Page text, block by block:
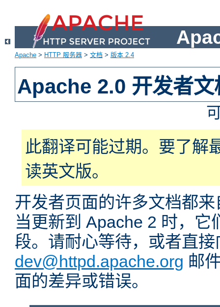
Apache > HTTP 服务器 > 文档 > 版本 2.4
Apache 2.0 开发者文
此翻译可能过期。要了解
读英文版。
开发者页面的许多文档都
当更新到 Apache 2 时，它
段。请耐心等待，或者直接
dev@httpd.apache.org 邮
面的差异或错误。